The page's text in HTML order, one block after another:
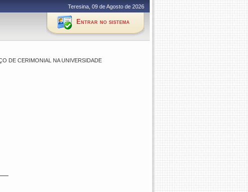
Teresina, 09 de Agosto de 2026
Entrar no sistema
DE CERIMONIAL NA UNIVERSIDADE